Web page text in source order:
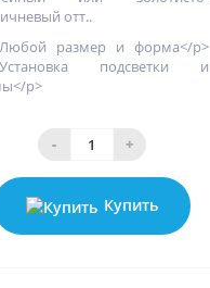
отт..
размер и форма</p>
подсветки и
p>
- +
Купить